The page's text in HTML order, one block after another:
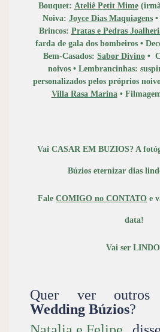
Bouquet: Ateliê Petit Mime
Noiva: Joyce Dias Maquiagens•
Brincos: Pratas e Pedras
farda de gala dos bombeiros •
Bem-Casados: Sabor Divino •
noivos • Lembrancinhas:
personalizados pelos próprios
Villa Rasa Marina•
Vai CASAR EM BUZIOS? A
Búzios eternizar dias
Fale COMIGO no CONTATO e
data!
Vai ser
Quer ver outros
Wedding Búzios?